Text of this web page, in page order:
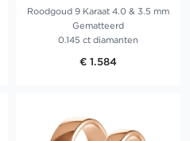
Roodgoud 9 Karaat 4.0 & 3.5 mm
Gematteerd
0.145 ct diamanten
€ 1.584